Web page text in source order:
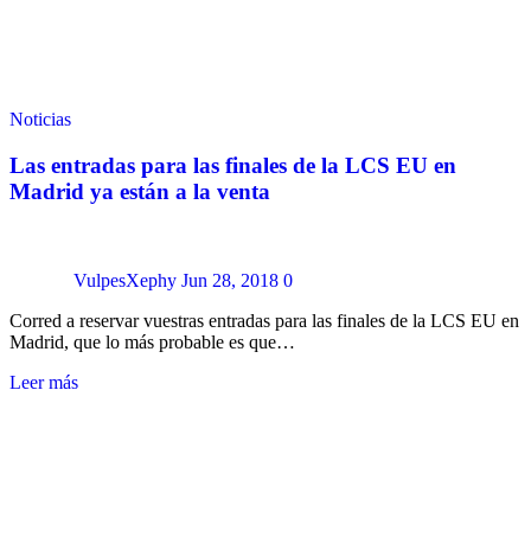
Noticias
Las entradas para las finales de la LCS EU en
Madrid ya están a la venta
VulpesXephy Jun 28, 2018 0
Corred a reservar vuestras entradas para las finales de la LCS EU en
Madrid, que lo más probable es que…
Leer más